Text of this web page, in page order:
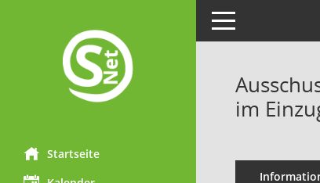
Startseite
Toggle navigation
im